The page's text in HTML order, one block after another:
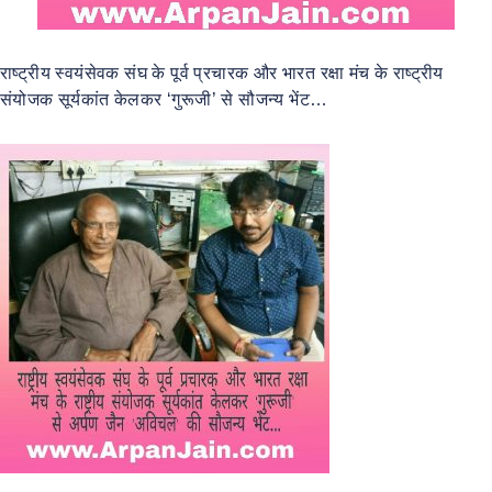
राष्ट्रीय स्वयंसेवक संघ के पूर्व प्रचारक और भारत रक्षा मंच के राष्ट्रीय
संयोजक सूर्यकांत केलकर ‘गुरूजी’ से सौजन्य भेंट…